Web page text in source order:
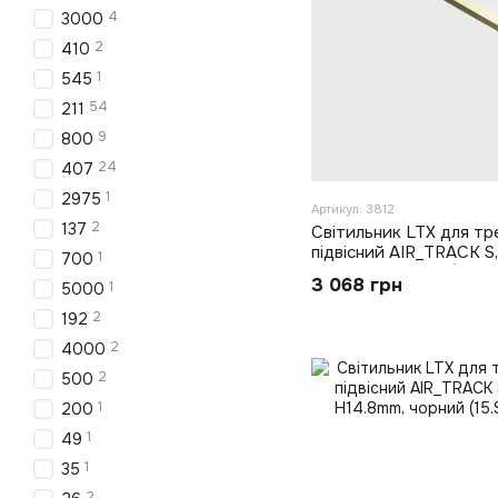
Артикул: 3812
Світильник LTX для
підвісний AIR_TRACK
H14.8mm, латунь
3 068 грн
3000 4
410 2
545 1
211 54
800 9
407 24
2975 1
137 2
700 1
5000 1
192 2
4000 2
500 2
200 1
49 1
35 1